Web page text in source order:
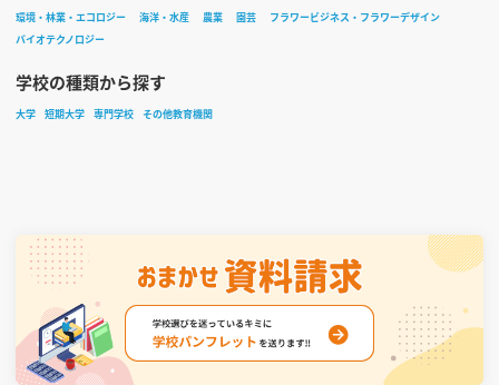
環境・林業・エコロジー 海洋・水産 農業 園芸
フラワービジネス・フラワーデザイン
バイオテクノロジー
学校の種類から探す
大学 短期大学 専門学校 その他教育機関